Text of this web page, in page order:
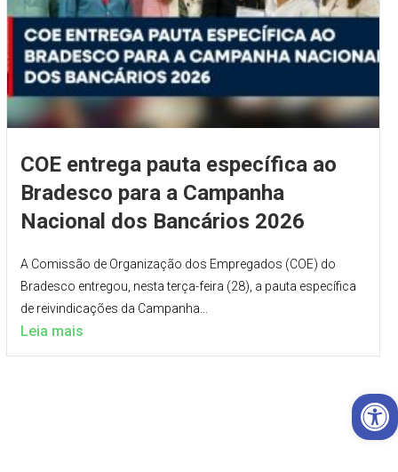
COE entrega pauta específica ao
Bradesco para a Campanha
Nacional dos Bancários 2026
A Comissão de Organização dos Empregados (COE) do
Bradesco entregou, nesta terça-feira (28), a pauta específica
de reivindicações da Campanha...
Leia mais